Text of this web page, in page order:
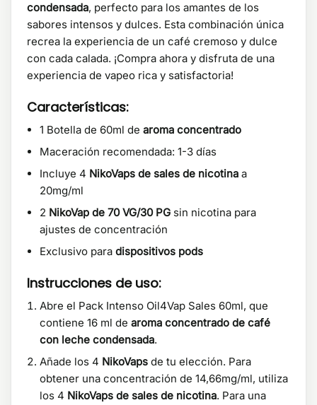
condensada, perfecto para los amantes de los
sabores intensos y dulces. Esta combinación única
recrea la experiencia de un café cremoso y dulce
con cada calada. ¡Compra ahora y disfruta de una
experiencia de vapeo rica y satisfactoria!
Características:
1 Botella de 60ml de aroma concentrado
Maceración recomendada: 1-3 días
Incluye 4 NikoVaps de sales de nicotina a
20mg/ml
2 NikoVap de 70 VG/30 PG sin nicotina para
ajustes de concentración
Exclusivo para dispositivos pods
Instrucciones de uso:
Abre el Pack Intenso Oil4Vap Sales 60ml, que
contiene 16 ml de aroma concentrado de café
con leche condensada.
Añade los 4 NikoVaps de tu elección. Para
obtener una concentración de 14,66mg/ml, utiliza
los 4 NikoVaps de sales de nicotina. Para una